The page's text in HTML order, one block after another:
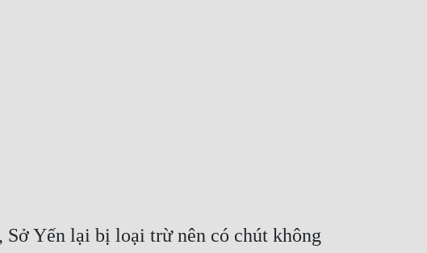
Sở Yến lại bị loại trừ nên có chút không